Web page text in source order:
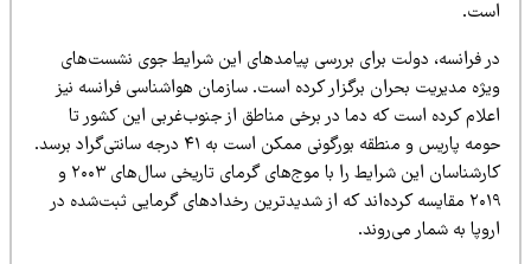
فرانسه، دولت برای بررسی پیامدهای این شرایط جوی نشست‌های
مدیریت بحران برگزار کرده است. سازمان هواشناسی فرانسه نیز
کرده است که دما در برخی مناطق از جنوب‌غربی این کشور تا
حومه پاریس و منطقه بورگونی ممکن است به ۴۱ درجه سانتی‌گراد برسد.
کارشناسان این شرایط را با موج‌های گرمای تاریخی سال‌های ۲۰۰۳ و
۲۰۱۹ مقایسه کرده‌اند که از شدیدترین رخدادهای گرمایی ثبت‌شده در
به شمار می‌روند.